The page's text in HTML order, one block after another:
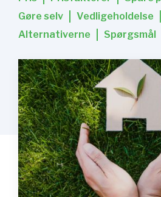
Gøre selv
Vedligeholdelse
Alternativerne
Spørgsmål